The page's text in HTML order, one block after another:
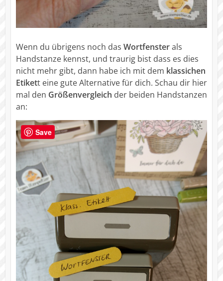
Wenn du übrigens noch das Wortfensterals
Handstanze kennst, und traurig bist dass es dies
nicht mehr gibt, dann habe ich mit dem klassichen
Etikett eine gute Alternative für dich. Schau dir hier
mal den Größenvergleich der beiden Handstanzen
an:
Save